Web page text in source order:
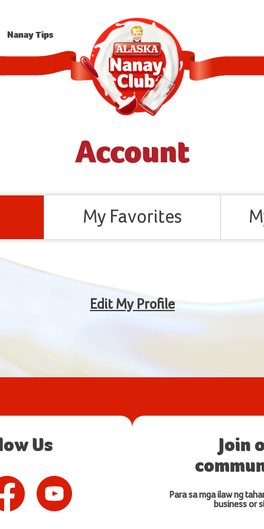
Nanay Tips
Account
My Favorites
Edit My Profile
Us
Join
Para sa mga ilaw ng
business or